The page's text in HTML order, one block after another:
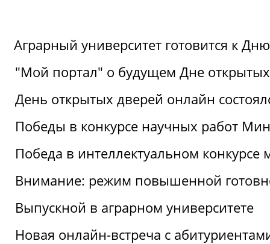
Аграрный университет готовится к
"Мой портал" о будущем Дне
День открытых дверей онлайн
Победы в конкурсе научных работ
Победа в интеллектуальном конкурсе
Внимание: режим повышенной
Выпускной в аграрном университете
Новая онлайн-встреча с